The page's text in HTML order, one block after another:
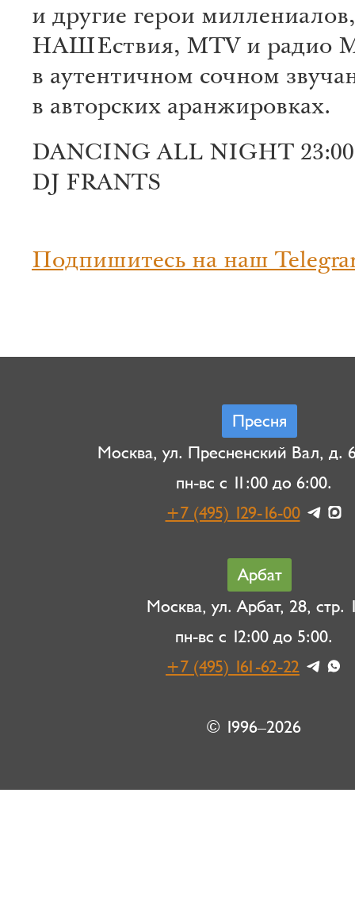
и другие герои миллениалов,
НАШЕствия, MTV и радио
в аутентичном сочном
в авторских аранжировках.
DANCING ALL NIGHT 23:00
DJ FRANTS
Подпишитесь на наш
Пресня
Москва, ул. Пресненский Вал, д.
пн-вс с 11:00 до 6:00.
+7 (495) 129-16-00
Арбат
Москва, ул. Арбат, 28, стр.
пн-вс с 12:00 до 5:00.
+7 (495) 161-62-22
© 1996–2026